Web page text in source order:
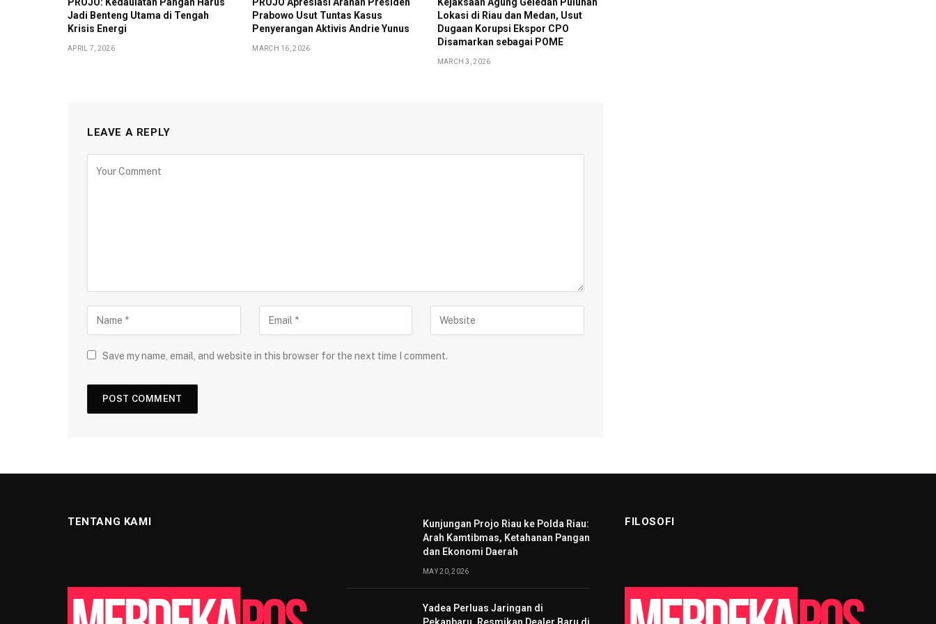
Jadi Benteng Utama di Tengah
Krisis Energi
APRIL 7, 2026
Prabowo Usut Tuntas Kasus
Penyerangan Aktivis Andrie Yunus
MARCH 16, 2026
Lokasi di Riau dan Medan, Usut
Dugaan Korupsi Ekspor CPO
Disamarkan sebagai POME
MARCH 3, 2026
LEAVE A REPLY
Save my name, email, and website in this browser for the next time I comment.
TENTANG KAMI
Kunjungan Projo Riau ke Polda Riau:
Arah Kamtibmas, Ketahanan Pangan
dan Ekonomi Daerah
MAY 20, 2026
Yadea Perluas Jaringan di
Pekanbaru, Resmikan Dealer Baru di
FILOSOFI